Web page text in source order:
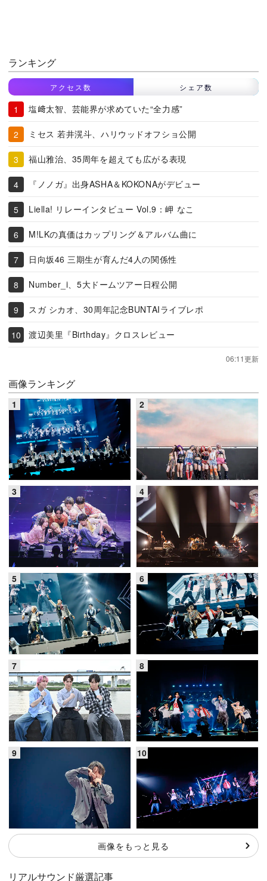
ランキング
アクセス数 シェア数
塩﨑太智、芸能界が求めていた“全力感”
ミセス 若井滉斗、ハリウッドオフショ公開
福山雅治、35周年を超えても広がる表現
『ノノガ』出身ASHA＆KOKONAがデビュー
Liella! リレーインタビュー Vol.9：岬 なこ
M!LKの真価はカップリング＆アルバム曲に
日向坂46 三期生が育んだ4人の関係性
Number_i、5大ドームツアー日程公開
スガ シカオ、30周年記念BUNTAIライブレポ
渡辺美里『Birthday』クロスレビュー
06:11更新
画像ランキング
画像をもっと見る
リアルサウンド厳選記事